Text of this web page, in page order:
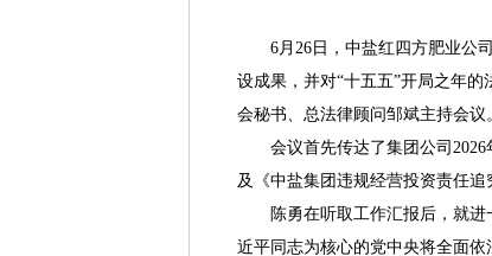
6月26日，中盐红四方肥业公司
设成果，并对“十五五”开局之年
会秘书、总法律顾问邹斌主持会议
会议首先传达了集团公司2026
及《中盐集团违规经营投资责任
陈勇在听取工作汇报后，就进一
近平同志为核心的党中央将全面